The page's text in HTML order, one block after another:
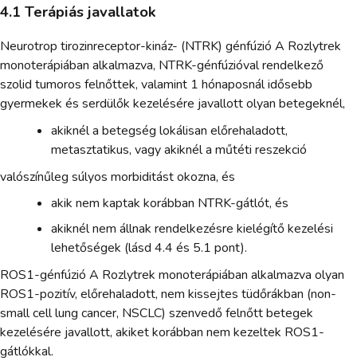
4.1 Terápiás javallatok
Neurotrop tirozinreceptor-kináz- (NTRK) génfúzió A Rozlytrek
monoterápiában alkalmazva, NTRK-génfúzióval rendelkező
szolid tumoros felnőttek, valamint 1 hónaposnál idősebb
gyermekek és serdülők kezelésére javallott olyan betegeknél,
akiknél a betegség lokálisan előrehaladott,
metasztatikus, vagy akiknél a műtéti reszekció
valószínűleg súlyos morbiditást okozna, és
akik nem kaptak korábban NTRK-gátlót, és
akiknél nem állnak rendelkezésre kielégítő kezelési
lehetőségek (lásd 4.4 és 5.1 pont).
ROS1-génfúzió A Rozlytrek monoterápiában alkalmazva olyan
ROS1-pozitív, előrehaladott, nem kissejtes tüdőrákban (non-
small cell lung cancer, NSCLC) szenvedő felnőtt betegek
kezelésére javallott, akiket korábban nem kezeltek ROS1-
gátlókkal.